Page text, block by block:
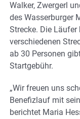
Walker, Zwergerl
des Wasserburger
Strecke. Die
verschiedenen
ab 30 Personen
Startgebühr.
„Wir freuen uns
Benefizlauf mit
berichtet Maria